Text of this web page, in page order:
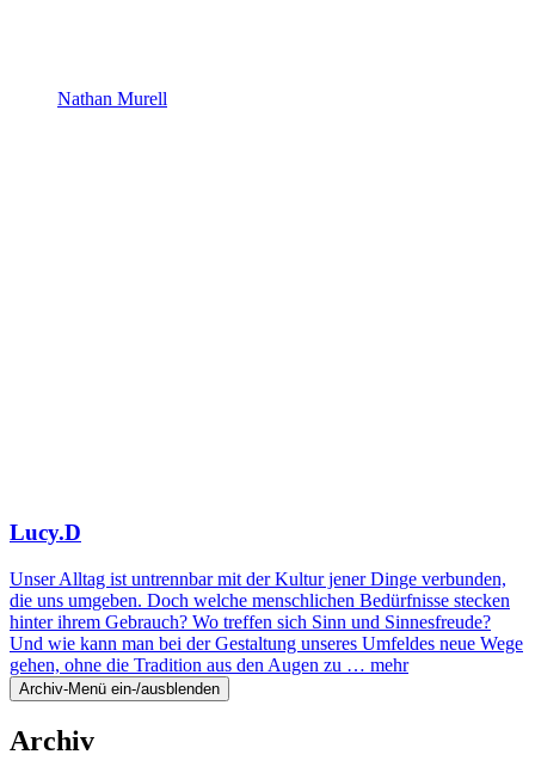
Nathan Murell
Lucy.D
Unser Alltag ist untrennbar mit der Kultur jener Dinge verbunden,
die uns umgeben. Doch welche menschlichen Bedürfnisse stecken
hinter ihrem Gebrauch? Wo treffen sich Sinn und Sinnesfreude?
Und wie kann man bei der Gestaltung unseres Umfeldes neue Wege
gehen, ohne die Tradition aus den Augen zu … mehr
Archiv-Menü ein-/ausblenden
Archiv